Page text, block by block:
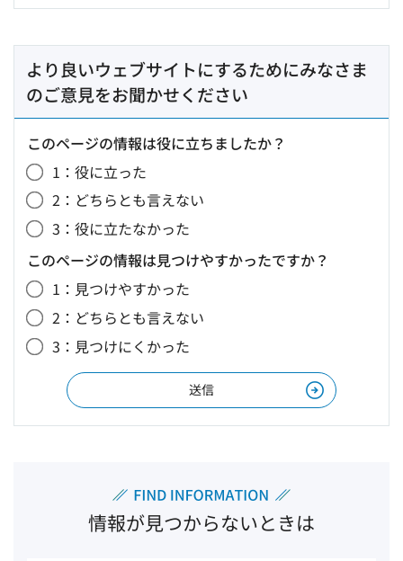
より良いウェブサイトにするためにみなさま
のご意見をお聞かせください
このページの情報は役に立ちましたか？
1：役に立った
2：どちらとも言えない
3：役に立たなかった
このページの情報は見つけやすかったですか？
1：見つけやすかった
2：どちらとも言えない
3：見つけにくかった
情報が見つからないときは